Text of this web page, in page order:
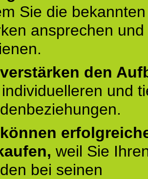
Sie die bekannten
ansprechen und
den
und
weil Sie
bei seinen